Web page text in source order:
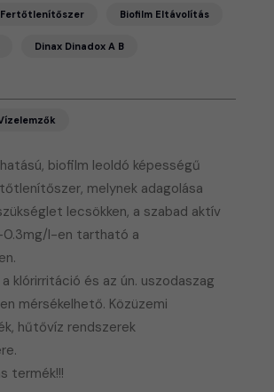
biofilm leoldó képességű
melynek adagolása
lecsökken, a szabad aktív
0.3mg/l-en tartható a
klórirritáció és az ún. uszodaszag
mérsékelhető. Közüzemi
hűtővíz rendszerek
termék!!!
Fertőtlenítőszer Biofilm Eltávolítás
Dinax Dinadox A B